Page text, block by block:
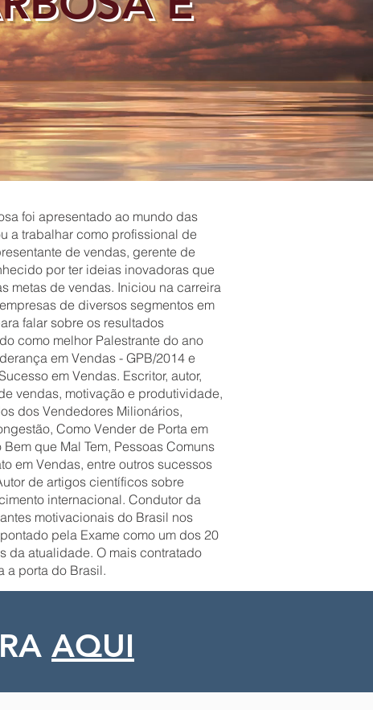
foi apresentado ao mundo das
a trabalhar como profissional de
de vendas, gerente de
por ter ideias inovadoras que
metas de vendas. Iniciou na carreira
de diversos segmentos em
falar sobre os resultados
como melhor Palestrante do ano
em Vendas - GPB/2014 e
em Vendas. Escritor, autor,
vendas, motivação e produtividade,
dos Vendedores Milionários,
Como Vender de Porta em
que Mal Tem, Pessoas Comuns
em Vendas, entre outros sucessos
de artigos científicos sobre
internacional. Condutor da
motivacionais do Brasil nos
pela Exame como um dos 20
da atualidade. O mais contratado
a porta do Brasil.
AQUI